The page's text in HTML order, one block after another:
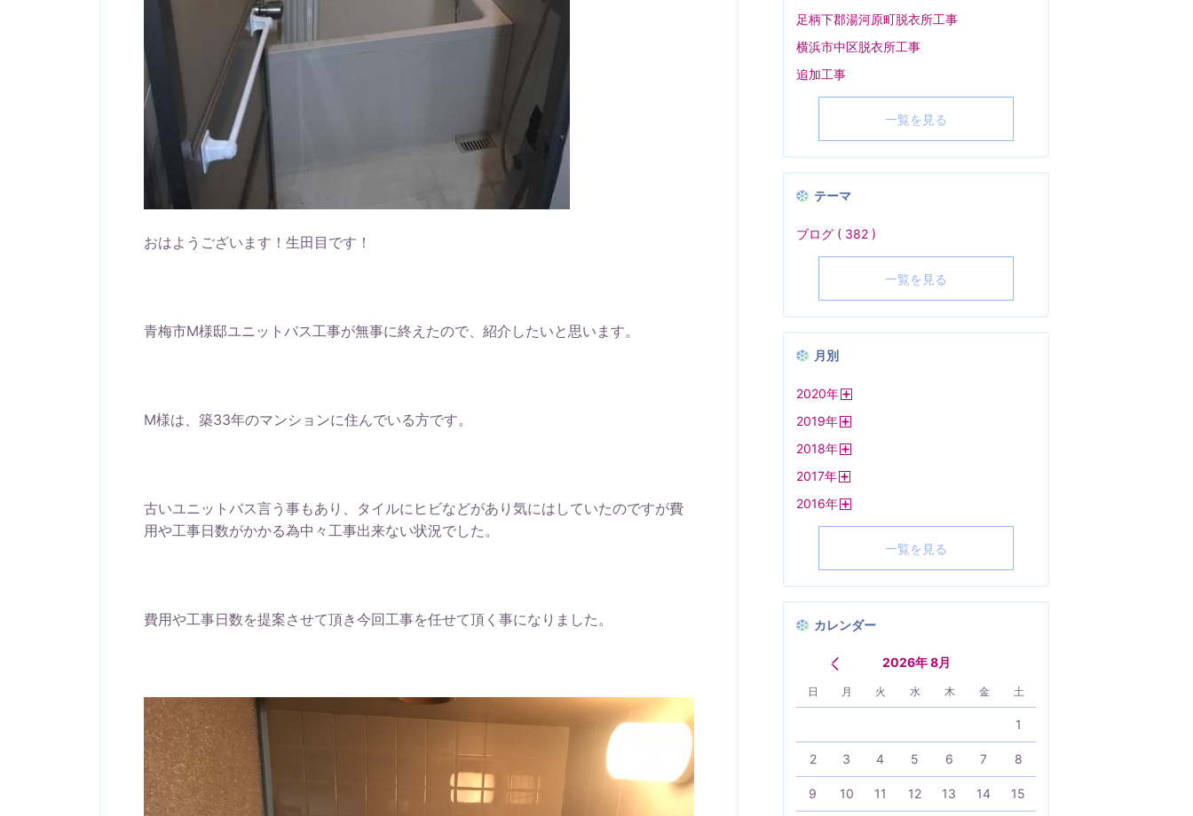
おはようございます！生田目です！
青梅市M様邸ユニットバス工事が無事に終えたので、紹介したいと思います。
M様は、築33年のマンションに住んでいる方です。
古いユニットバス言う事もあり、タイルにヒビなどがあり気にはしていたのですが費
用や工事日数がかかる為中々工事出来ない状況でした。
費用や工事日数を提案させて頂き今回工事を任せて頂く事になりました。
足柄下郡湯河原町脱衣所工事
横浜市中区脱衣所工事
追加工事
一覧を見る
テーマ
ブログ ( 382 )
一覧を見る
月別
2020年
2019年
2018年
2017年
2016年
一覧を見る
カレンダー
2026年 8月
日 月 火 水 木 金 土
1
2 3 4 5 6 7 8
9 10 11 12 13 14 15